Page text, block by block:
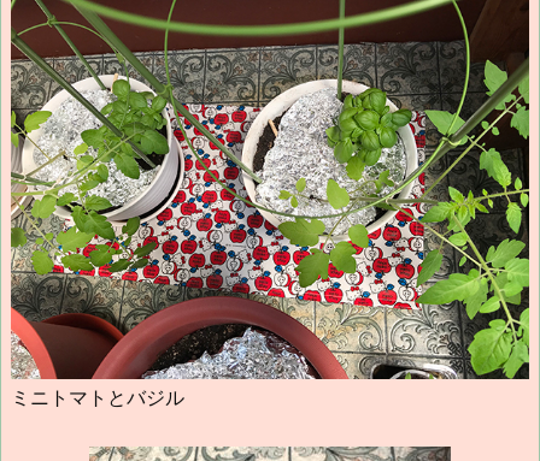
ミニトマトとバジル